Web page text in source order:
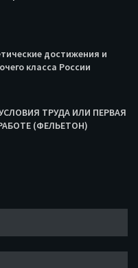
достижения и
класса России
ТРУДА ИЛИ ПЕРВАЯ
(ФЕЛЬЕТОН)